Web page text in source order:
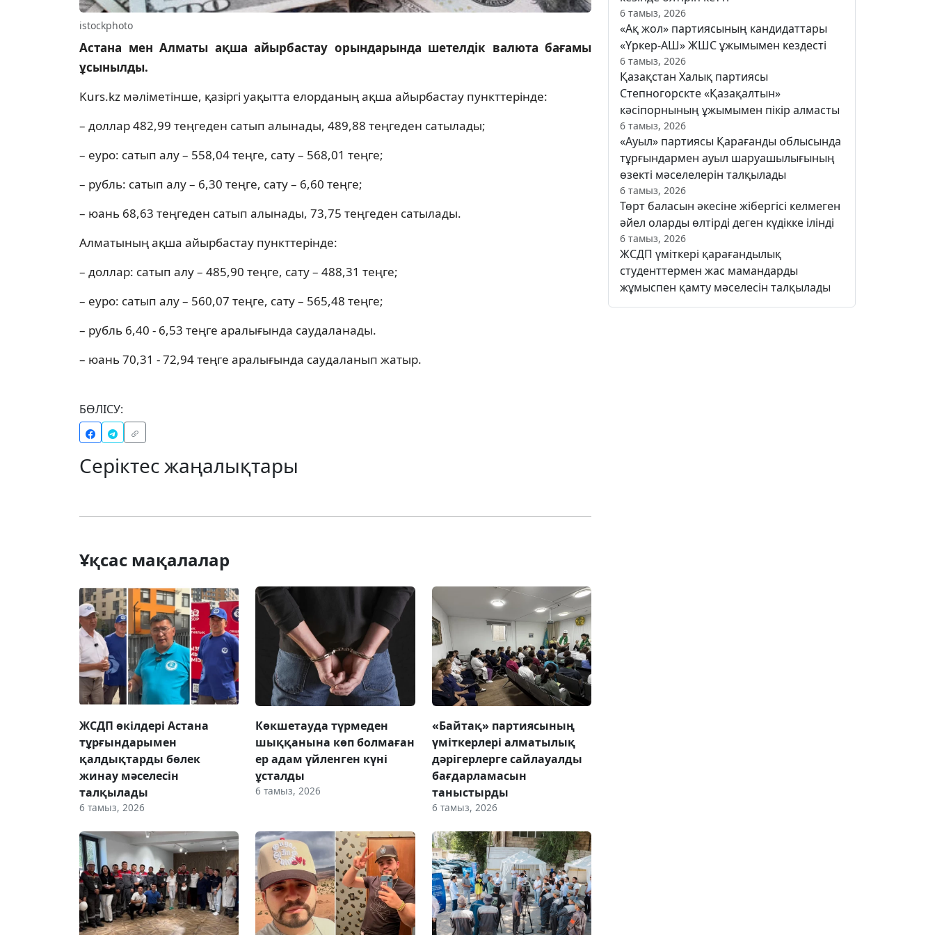
istockphoto
Астана мен Алматы ақша айырбастау орындарында шетелдік валюта бағамы
ұсынылды.
Kurs.kz мәліметінше, қазіргі уақытта елорданың ақша айырбастау пункттерінде:
– доллар 482,99 теңгеден сатып алынады, 489,88 теңгеден сатылады;
– еуро: сатып алу – 558,04 теңге, сату – 568,01 теңге;
– рубль: сатып алу – 6,30 теңге, сату – 6,60 теңге;
– юань 68,63 теңгеден сатып алынады, 73,75 теңгеден сатылады.
Алматының ақша айырбастау пункттерінде:
– доллар: сатып алу – 485,90 теңге, сату – 488,31 теңге;
– еуро: сатып алу – 560,07 теңге, сату – 565,48 теңге;
– рубль 6,40 - 6,53 теңге аралығында саудаланады.
– юань 70,31 - 72,94 теңге аралығында саудаланып жатыр.
БӨЛІСУ:
Серіктес жаңалықтары
Ұқсас мақалалар
ЖСДП өкілдері Астана
тұрғындарымен
қалдықтарды бөлек
жинау мәселесін
талқылады
6 тамыз, 2026
Көкшетауда түрмеден
шыққанына көп болмаған
ер адам үйленген күні
ұсталды
6 тамыз, 2026
«Байтақ» партиясының
үміткерлері алматылық
дәрігерлерге сайлауалды
бағдарламасын
таныстырды
6 тамыз, 2026
6 тамыз, 2026
«Ақ жол» партиясының кандидаттары
«Үркер-АШ» ЖШС ұжымымен кездесті
6 тамыз, 2026
Қазақстан Халық партиясы
Степногорскте «Қазақалтын»
кәсіпорнының ұжымымен пікір алмасты
6 тамыз, 2026
«Ауыл» партиясы Қарағанды облысында
тұрғындармен ауыл шаруашылығының
өзекті мәселелерін талқылады
6 тамыз, 2026
Төрт баласын әкесіне жібергісі келмеген
әйел оларды өлтірді деген күдікке ілінді
6 тамыз, 2026
ЖСДП үміткері қарағандылық
студенттермен жас мамандарды
жұмыспен қамту мәселесін талқылады